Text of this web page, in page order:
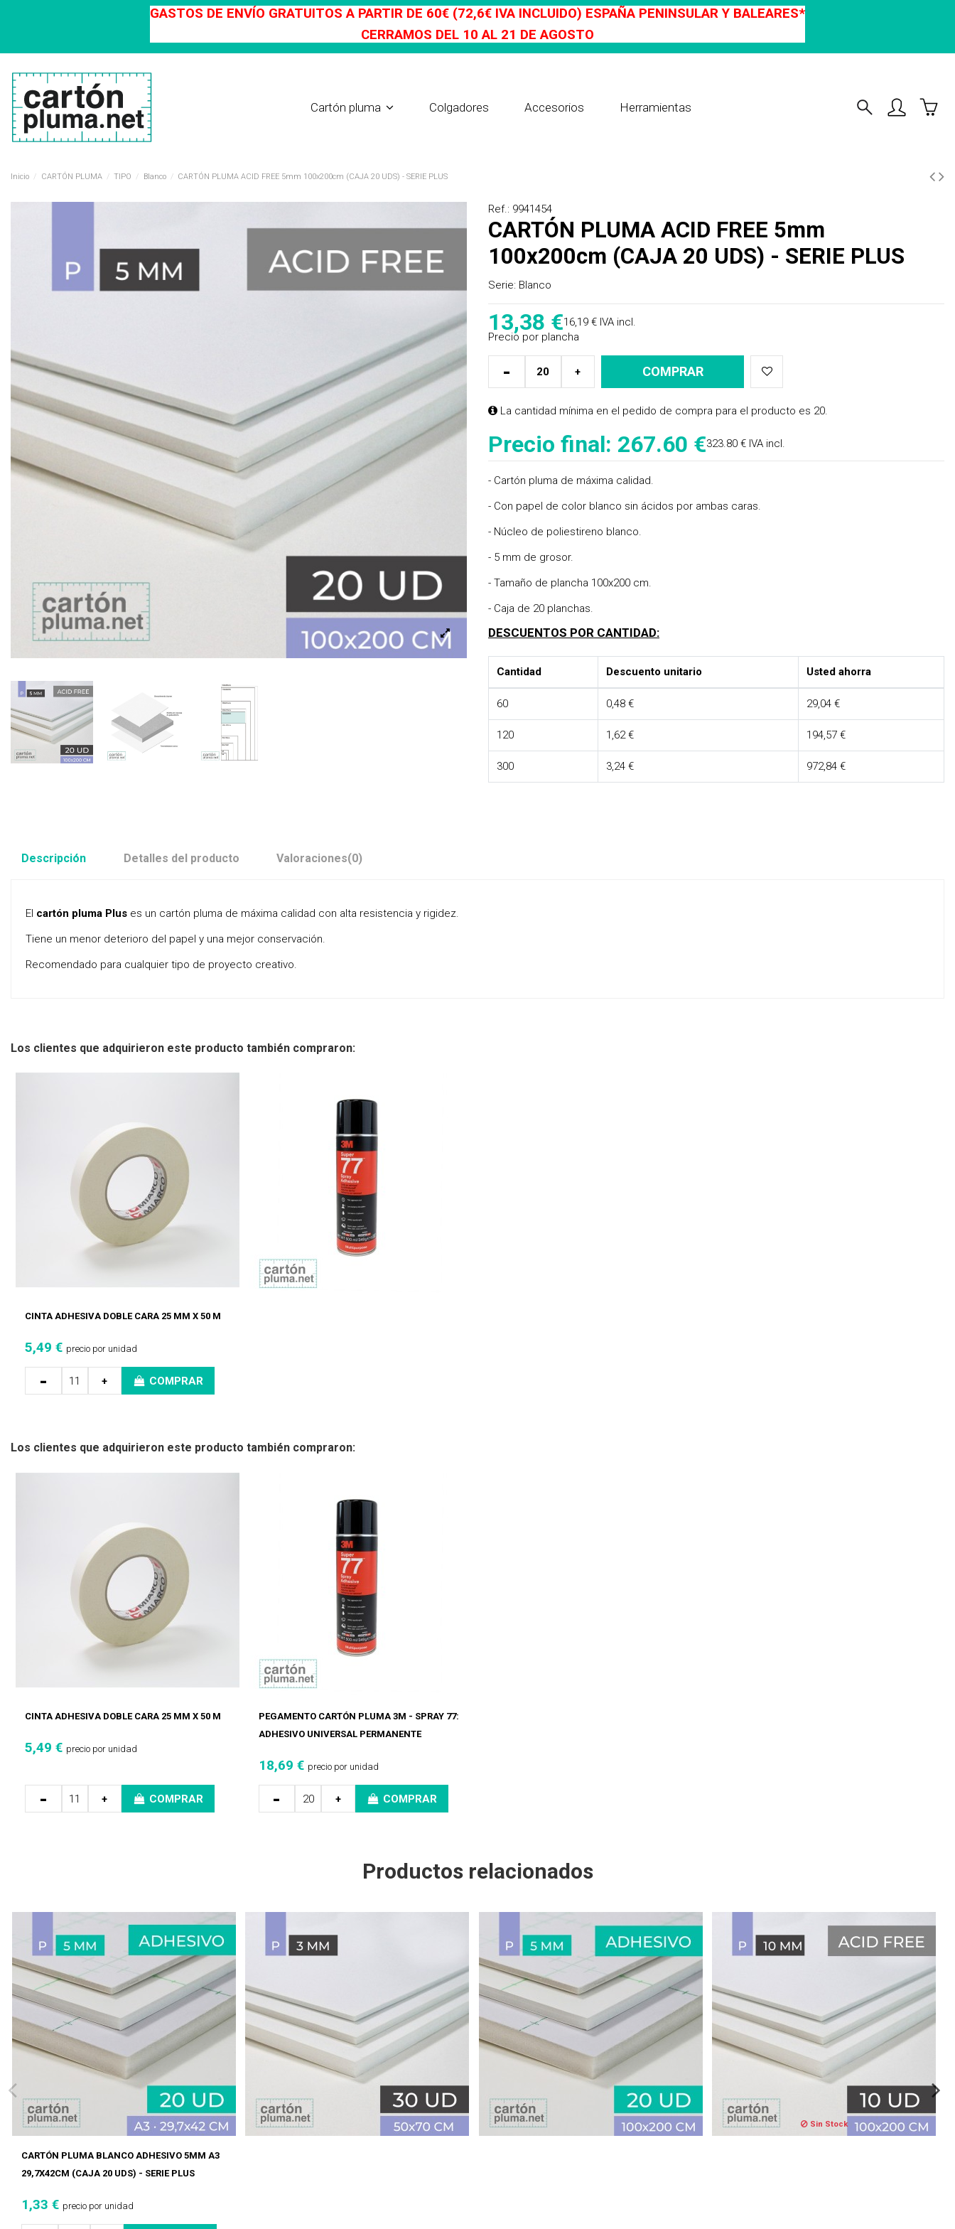
GASTOS DE ENVÍO GRATUITOS A PARTIR DE 60€ (72,6€ IVA INCLUIDO) ESPAÑA PENINSULAR Y BALEARES*
CERRAMOS DEL 10 AL 21 DE AGOSTO
Cartón pluma Colgadores Accesorios Herramientas
Inicio CARTÓN PLUMA TIPO Blanco CARTÓN PLUMA ACID FREE 5mm 100x200cm (CAJA 20 UDS) - SERIE PLUS
Ref.: 9941454
CARTÓN PLUMA ACID FREE 5mm
100x200cm (CAJA 20 UDS) - SERIE PLUS
Serie: Blanco
13,38 €16,19 € IVA incl.
Precio por plancha
+
- COMPRAR
La cantidad mínima en el pedido de compra para el producto es 20.
Precio final: 267.60 €323.80 € IVA incl.
- Cartón pluma de máxima calidad.
- Con papel de color blanco sin ácidos por ambas caras.
- Núcleo de poliestireno blanco.
- 5 mm de grosor.
- Tamaño de plancha 100x200 cm.
- Caja de 20 planchas.
DESCUENTOS POR CANTIDAD:
Cantidad Descuento unitario Usted ahorra
60 0,48 € 29,04 €
120 1,62 € 194,57 €
300 3,24 € 972,84 €
Descripción Detalles del producto Valoraciones(0)
El cartón pluma Plus es un cartón pluma de máxima calidad con alta resistencia y rigidez.
Tiene un menor deterioro del papel y una mejor conservación.
Recomendado para cualquier tipo de proyecto creativo.
Los clientes que adquirieron este producto también compraron:
CINTA ADHESIVA DOBLE CARA 25 MM X 50 M
5,49 € precio por unidad
+
- COMPRAR
Los clientes que adquirieron este producto también compraron:
CINTA ADHESIVA DOBLE CARA 25 MM X 50 M
5,49 € precio por unidad
+
- COMPRAR
PEGAMENTO CARTÓN PLUMA 3M - SPRAY 77:
ADHESIVO UNIVERSAL PERMANENTE
18,69 € precio por unidad
+
- COMPRAR
Productos relacionados
CARTÓN PLUMA BLANCO ADHESIVO 5MM A3
29,7X42CM (CAJA 20 UDS) - SERIE PLUS
1,33 € precio por unidad
Sin Stock